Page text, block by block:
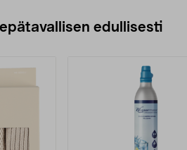
edullisesti